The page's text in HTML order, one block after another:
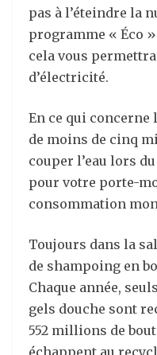
pas à l’éteindre la
programme « Éco
cela vous
d’électricité.
En ce qui concerne
de moins de cinq
couper l’eau lors
pour votre porte-
consommation
Toujours dans la
de shampoing en
Chaque année,
gels douche sont
552 millions de
échappent au